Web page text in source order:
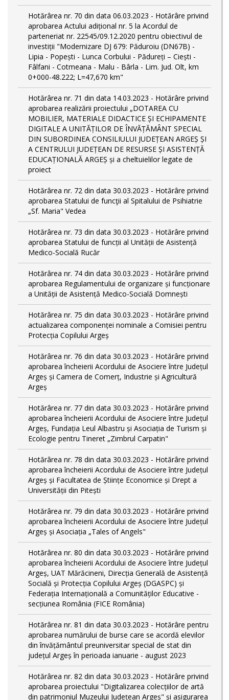
Hotărârea nr. 70 din data 06.03.2023 - Hotărâre privind
aprobarea Actului adițional nr. 5 la Acordul de
parteneriat nr. 22545/09.12.2020 pentru obiectivul de
investiții "Modernizare DJ 679: Păduroiu (DN67B) -
Lipia - Popești - Lunca Corbului - Pădureți – Ciești -
Fâlfani - Cotmeana - Malu - Bârla - Lim. Jud. Olt, km
0+000-48.222; L=47,670 km"
Hotărârea nr. 71 din data 14.03.2023 - Hotărâre privind
aprobarea realizării proiectului „DOTAREA CU
MOBILIER, MATERIALE DIDACTICE ȘI ECHIPAMENTE
DIGITALE A UNITĂȚILOR DE ÎNVĂȚĂMÂNT SPECIAL
DIN SUBORDINEA CONSILIULUI JUDEȚEAN ARGEȘ ȘI
A CENTRULUI JUDEȚEAN DE RESURSE ȘI ASISTENȚĂ
EDUCAȚIONALĂ ARGEȘ și a cheltuielilor legate de
proiect
Hotărârea nr. 72 din data 30.03.2023 - Hotărâre privind
aprobarea Statului de funcţii al Spitalului de Psihiatrie
„Sf. Maria" Vedea
Hotărârea nr. 73 din data 30.03.2023 - Hotărâre privind
aprobarea Statului de funcții al Unității de Asistență
Medico-Socială Rucăr
Hotărârea nr. 74 din data 30.03.2023 - Hotărâre privind
aprobarea Regulamentului de organizare și funcționare
a Unității de Asistență Medico-Socială Domnești
Hotărârea nr. 75 din data 30.03.2023 - Hotărâre privind
actualizarea componenței nominale a Comisiei pentru
Protecția Copilului Argeș
Hotărârea nr. 76 din data 30.03.2023 - Hotărâre privind
aprobarea încheierii Acordului de Asociere între Județul
Argeș și Camera de Comerț, Industrie și Agricultură
Argeș
Hotărârea nr. 77 din data 30.03.2023 - Hotărâre privind
aprobarea încheierii Acordului de Asociere între Județul
Argeș, Fundația Leul Albastru și Asociația de Turism și
Ecologie pentru Tineret „Zimbrul Carpatin"
Hotărârea nr. 78 din data 30.03.2023 - Hotărâre privind
aprobarea încheierii Acordului de Asociere între Județul
Argeș și Facultatea de Științe Economice și Drept a
Universității din Pitești
Hotărârea nr. 79 din data 30.03.2023 - Hotărâre privind
aprobarea încheierii Acordului de Asociere între Județul
Argeș și Asociația „Tales of Angels"
Hotărârea nr. 80 din data 30.03.2023 - Hotărâre privind
aprobarea încheierii Acordului de Asociere între Județul
Argeș, UAT Mărăcineni, Direcția Generală de Asistență
Socială și Protecția Copilului Argeș (DGASPC) și
Federația Internațională a Comunităților Educative -
secțiunea România (FICE România)
Hotărârea nr. 81 din data 30.03.2023 - Hotărâre pentru
aprobarea numărului de burse care se acordă elevilor
din învățământul preuniversitar special de stat din
județul Argeș în perioada ianuarie - august 2023
Hotărârea nr. 82 din data 30.03.2023 - Hotărâre privind
aprobarea proiectului "Digitalizarea colecțiilor de artă
din patrimoniul Muzeului Județean Argeș" și asigurarea